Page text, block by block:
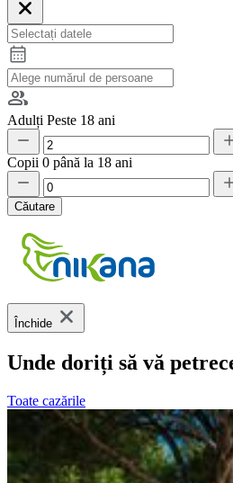
Adulți Peste 18 ani
Copii 0 până la 18 ani
Căutare
Închide
Unde doriți să vă
Toate cazările